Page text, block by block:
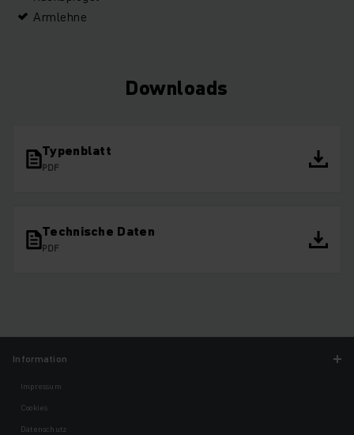
Armlehne
Downloads
Typenblatt
PDF
Technische Daten
PDF
Information
Impressum
Cookies
Datenschutz